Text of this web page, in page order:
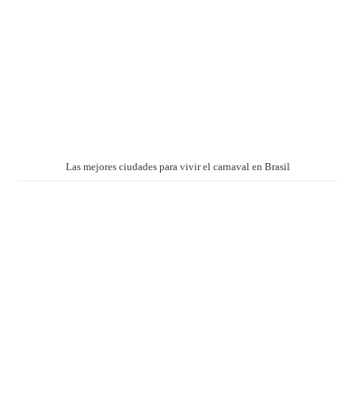
Las mejores ciudades para vivir el carnaval en Brasil